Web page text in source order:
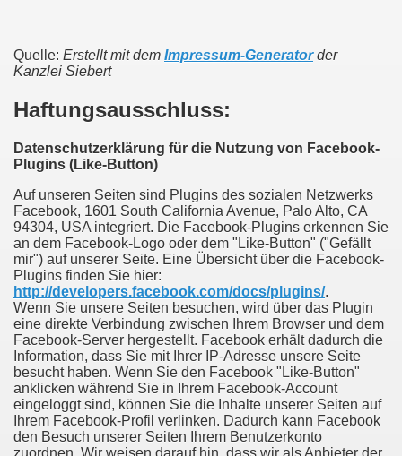
Quelle: Erstellt mit dem Impressum-Generatorder
Kanzlei Siebert
Haftungsausschluss:
Datenschutzerklärung für die Nutzung von Facebook-
Plugins (Like-Button)
Auf unseren Seiten sind Plugins des sozialen Netzwerks
Facebook, 1601 South California Avenue, Palo Alto, CA
94304, USA integriert. Die Facebook-Plugins erkennen Sie
an dem Facebook-Logo oder dem "Like-Button" ("Gefällt
mir") auf unserer Seite. Eine Übersicht über die Facebook-
Plugins finden Sie hier:
http://developers.facebook.com/docs/plugins/.
Wenn Sie unsere Seiten besuchen, wird über das Plugin
eine direkte Verbindung zwischen Ihrem Browser und dem
Facebook-Server hergestellt. Facebook erhält dadurch die
Information, dass Sie mit Ihrer IP-Adresse unsere Seite
besucht haben. Wenn Sie den Facebook "Like-Button"
anklicken während Sie in Ihrem Facebook-Account
eingeloggt sind, können Sie die Inhalte unserer Seiten auf
Ihrem Facebook-Profil verlinken. Dadurch kann Facebook
den Besuch unserer Seiten Ihrem Benutzerkonto
zuordnen. Wir weisen darauf hin, dass wir als Anbieter der